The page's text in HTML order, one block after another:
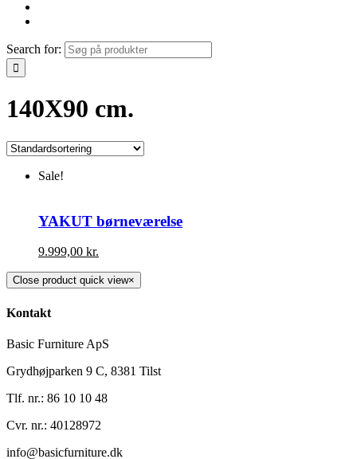
Search for:
140X90 cm.
Sale!
YAKUT børneværelse
9.999,00 kr.
Close product quick view×
Kontakt
Basic Furniture ApS
Grydhøjparken 9 C, 8381 Tilst
Tlf. nr.: 86 10 10 48
Cvr. nr.: 40128972
info@basicfurniture.dk